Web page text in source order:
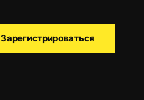
Зарегистрироваться